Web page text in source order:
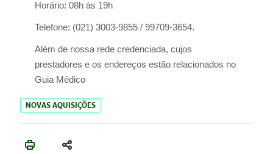
Horário: 08h às 19h
Telefone: (021) 3003-9855 / 99709-3654.
Além de nossa rede credenciada, cujos
prestadores e os endereços estão relacionados no
Guia Médico
NOVAS AQUISIÇÕES